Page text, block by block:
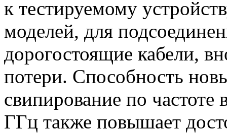
к тестируемому
моделей, для
дорогостоящие кабели,
потери. Способность
свипирование по частоте
ГГц также повышает